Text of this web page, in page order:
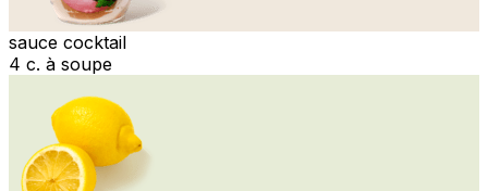
sauce cocktail
4 c. à soupe